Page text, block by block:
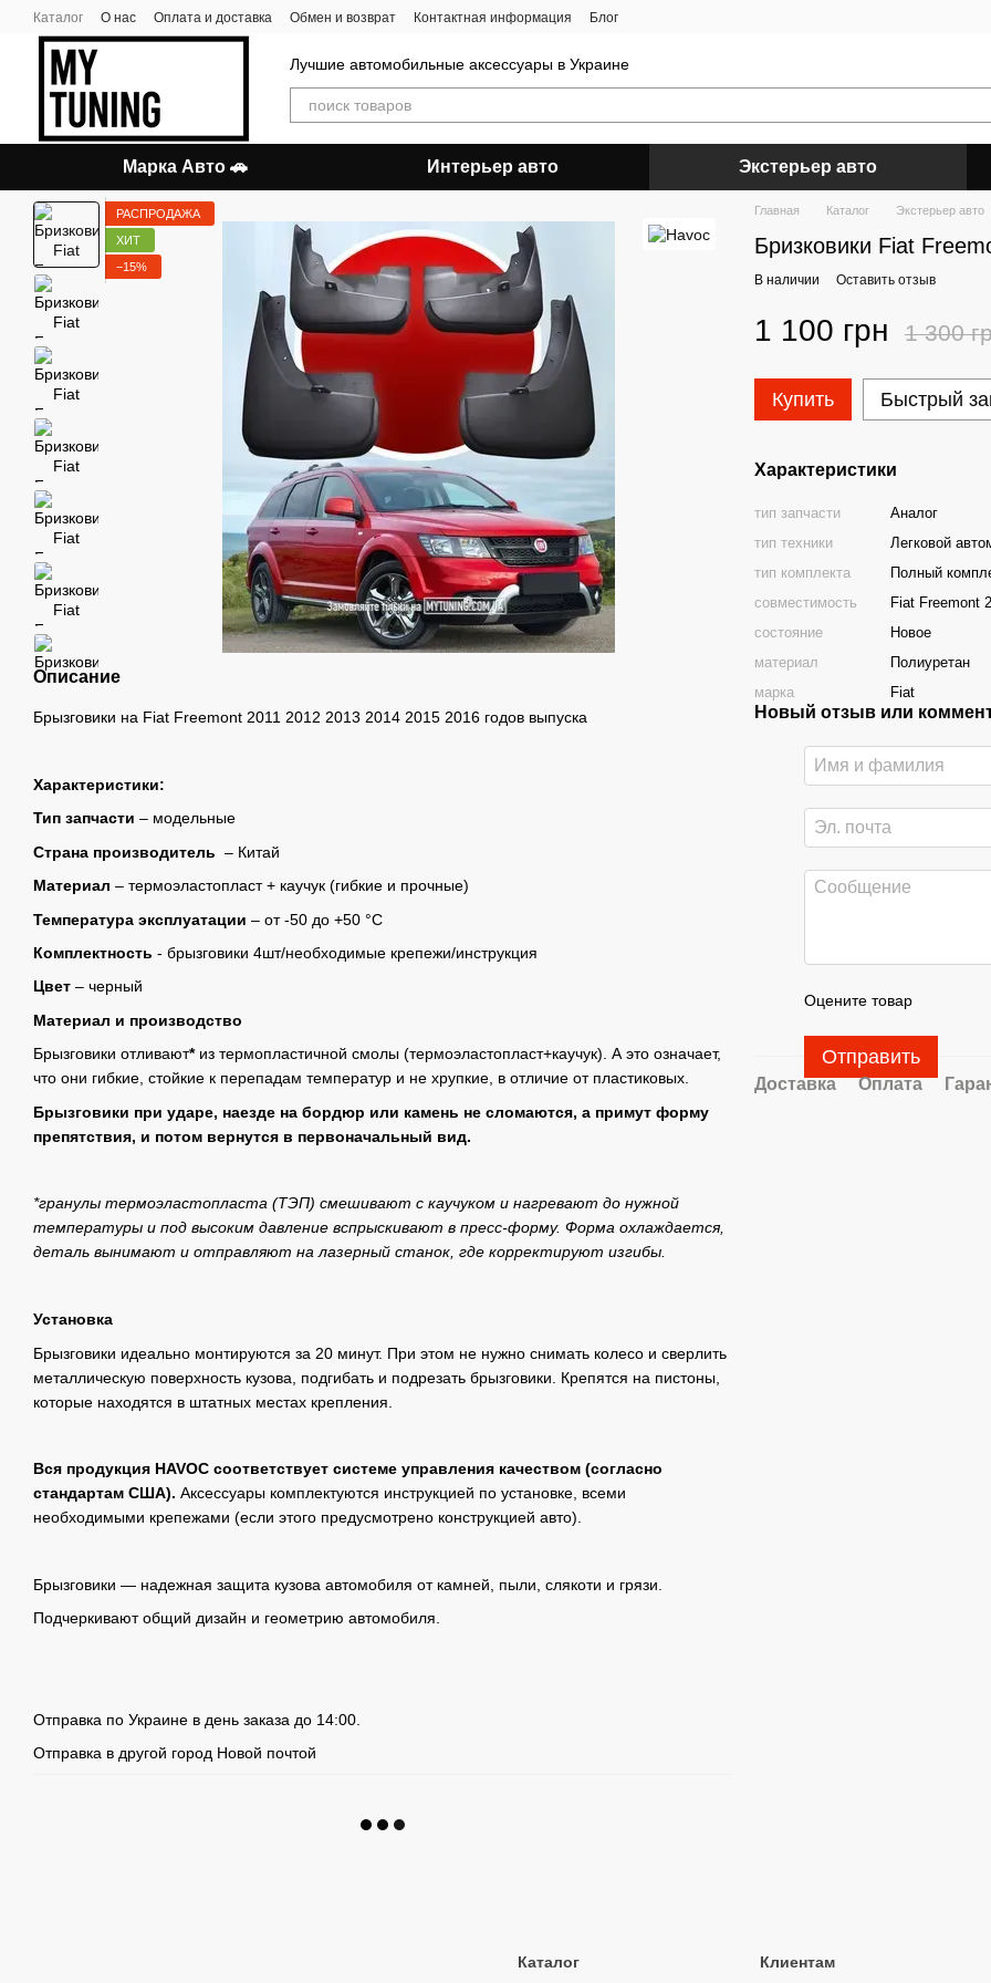
Перейти к основному контенту
Каталог О нас Оплата и доставка Обмен и возврат Контактная информация Блог
Лучшие автомобильные аксессуары в Украине
Марка Авто 🚗 Интерьер авто Экстерьер авто
РАСПРОДАЖА
ХИТ
−15%
Описание
Брызговики на Fiat Freemont 2011 2012 2013 2014 2015 2016 годов выпуска
Характеристики:
Тип запчасти – модельные
Страна производитель – Китай
Материал – термоэластопласт + каучук (гибкие и прочные)
Температура эксплуатации – от -50 до +50 °C
Комплектность - брызговики 4шт/необходимые крепежи/инструкция
Цвет – черный
Материал и производство
Брызговики отливают*из термопластичной смолы (термоэластопласт+каучук). А это означает,
что они гибкие, стойкие к перепадам температур и не хрупкие, в отличие от пластиковых.
Брызговики при ударе, наезде на бордюр или камень не сломаются, а примут форму
препятствия, и потом вернутся в первоначальный вид.
*гранулы термоэластопласта (ТЭП) смешивают с каучуком и нагревают до нужной
температуры и под высоким давление вспрыскивают в пресс-форму. Форма охлаждается,
деталь вынимают и отправляют на лазерный станок, где корректируют изгибы.
Установка
Брызговики идеально монтируются за 20 минут. При этом не нужно снимать колесо и сверлить
металлическую поверхность кузова, подгибать и подрезать брызговики. Крепятся на пистоны,
которые находятся в штатных местах крепления.
Вся продукция HAVOC соответствует системе управления качеством (согласно
стандартам США). Аксессуары комплектуются инструкцией по установке, всеми
необходимыми крепежами (если этого предусмотрено конструкцией авто).
Брызговики — надежная защита кузова автомобиля от камней, пыли, слякоти и грязи.
Подчеркивают общий дизайн и геометрию автомобиля.
Отправка по Украине в день заказа до 14:00.
Отправка в другой город Новой почтой
Главная Каталог Экстерьер авто
Бризковики Fiat
В наличии Оставить отзыв
1 100 грн 1 300
Купить Быстрый
Характеристики
тип запчасти
Аналог
тип техники
Легковой
тип комплекта
Полный
совместимость
Fiat Freemont
состояние
Новое
материал
Полиуретан
марка
Fiat
Новый отзыв или
Оцените товар
Отправить
Доставка Оплата
Каталог Клиентам